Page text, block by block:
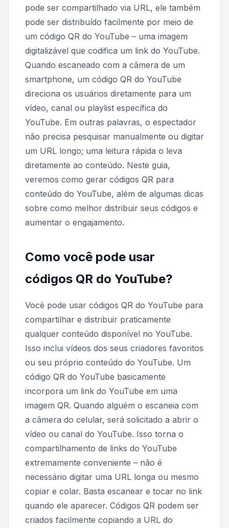
pode ser compartilhado via URL, ele também
pode ser distribuído facilmente por meio de
um código QR do YouTube – uma imagem
digitalizável que codifica um link do YouTube.
Quando escaneado com a câmera de um
smartphone, um código QR do YouTube
direciona os usuários diretamente para um
vídeo, canal ou playlist específica do
YouTube. Em outras palavras, o espectador
não precisa pesquisar manualmente ou digitar
um URL longo; uma leitura rápida o leva
diretamente ao conteúdo. Neste guia,
veremos como gerar códigos QR para
conteúdo do YouTube, além de algumas dicas
sobre como melhor distribuir seus códigos e
aumentar o engajamento.
Como você pode usar
códigos QR do YouTube?
Você pode usar códigos QR do YouTube para
compartilhar e distribuir praticamente
qualquer conteúdo disponível no YouTube.
Isso inclui vídeos dos seus criadores favoritos
ou seu próprio conteúdo do YouTube. Um
código QR do YouTube basicamente
incorpora um link do YouTube em uma
imagem QR. Quando alguém o escaneia com
a câmera do celular, será solicitado a abrir o
vídeo ou canal do YouTube. Isso torna o
compartilhamento de links do YouTube
extremamente conveniente – não é
necessário digitar uma URL longa ou mesmo
copiar e colar. Basta escanear e tocar no link
quando ele aparecer. Códigos QR podem ser
criados facilmente copiando a URL do